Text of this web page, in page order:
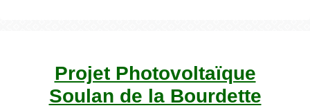
Projet Photovoltaïque
Soulan de la Bourdette